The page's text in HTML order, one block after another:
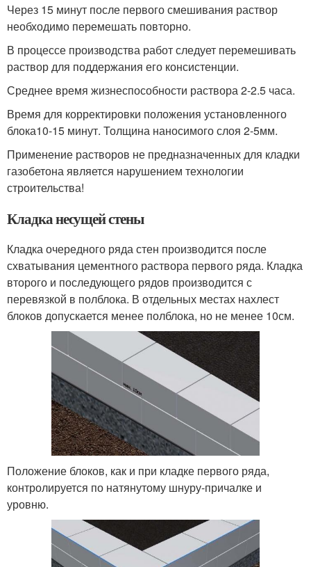
Через 15 минут после первого смешивания раствор
необходимо перемешать повторно.
В процессе производства работ следует перемешивать
раствор для поддержания его консистенции.
Среднее время жизнеспособности раствора 2-2.5 часа.
Время для корректировки положения установленного
блока10-15 минут. Толщина наносимого слоя 2-5мм.
Применение растворов не предназначенных для кладки
газобетона является нарушением технологии
строительства!
Кладка несущей стены
Кладка очередного ряда стен производится после
схватывания цементного раствора первого ряда. Кладка
второго и последующего рядов производится с
перевязкой в полблока. В отдельных местах нахлест
блоков допускается менее полблока, но не менее 10см.
Положение блоков, как и при кладке первого ряда,
контролируется по натянутому шнуру-причалке и
уровню.